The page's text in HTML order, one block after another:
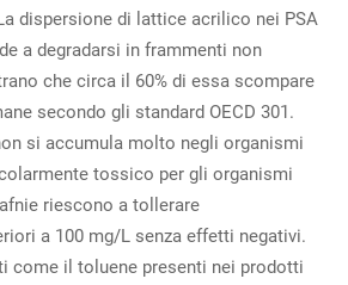
dispersione di lattice acrilico nei PSA
a degradarsi in frammenti non
che circa il 60% di essa scompare
secondo gli standard OECD 301.
si accumula molto negli organismi
tossico per gli organismi
riescono a tollerare
a 100 mg/L senza effetti negativi.
come il toluene presenti nei prodotti